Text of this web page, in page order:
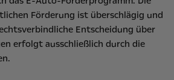
Förderung ist überschlägig und
Entscheidung über
erfolgt ausschließlich durch die